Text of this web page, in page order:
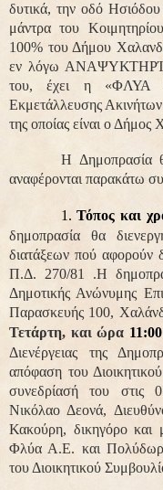
δυτικά, την οδό
μάντρα του
100% του Δήμου
εν λόγω
του, έχει η «ΦΛΥΑ
Εκμετάλλευσης
της οποίας είναι ο
Η Δημοπρασία
αναφέρονται παρακάτω
1. Τόπος και
δημοπρασία θα
διατάξεων πού
Π.Δ. 270/81 .Η
Δημοτικής Ανώνυμης
Παρασκευής 100,
Τετάρτη, και ώρα
Διενέργειας της
απόφαση του
συνεδρίασή του στις
Νικόλαο Δεονά,
Κακούρη, δικηγόρο και
Φλύα Α.Ε. και
του Διοικητικού